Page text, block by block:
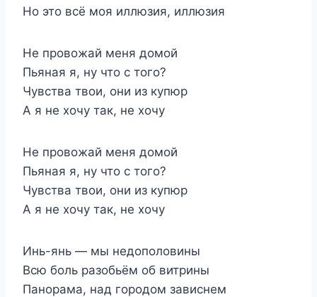
Но это всё моя иллюзия, иллюзия
Не провожай меня домой
Пьяная я, ну что с того?
Чувства твои, они из купюр
А я не хочу так, не хочу
Не провожай меня домой
Пьяная я, ну что с того?
Чувства твои, они из купюр
А я не хочу так, не хочу
Инь-янь — мы недополовины
Всю боль разобьём об витрины
Панорама, над городом зависнем